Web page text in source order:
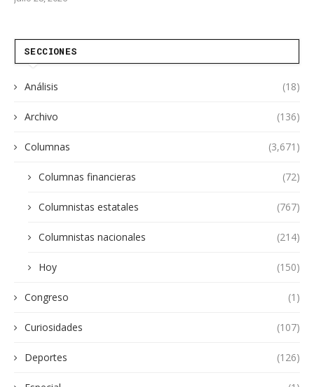
SECCIONES
Análisis (18)
Archivo (136)
Columnas (3,671)
Columnas financieras (72)
Columnistas estatales (767)
Columnistas nacionales (214)
Hoy (150)
Congreso (1)
Curiosidades (107)
Deportes (126)